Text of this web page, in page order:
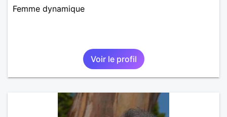
Femme dynamique
Voir le profil